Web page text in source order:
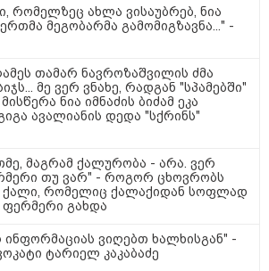
ირაკლი კობახიძე
რამდენჯერმე
19:32 / 08-08-2026
"სიმბოლურია, რომ კობახიძის
საქართველოს
თავისუფლებისთვის შეწირული
გმირების მემორიალზე
რომელზეც ახლა ვისაუბრებ, ნია
მეგობარმა გამომიგზავნა..." -
თამარ ნავროზაშვილის ძმა
მე ვერ ვნახე, რადგან "სპამებში"
ნია იმნაძის ბიძამ ეკა
ავალიანის დედა "სქრინს"
მაგრამ ქალურობა - არა. ვერ
თუ ვარ" - როგორ ცხოვრობს
რომელიც ქალაქიდან სოფლად
გახდა
ინფორმაციას ვიღებთ ხალხისგან" -
ტარიელ კაკაბაძე